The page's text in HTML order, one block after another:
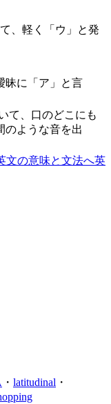
、軽く「ウ」と発
昧に「ア」と言
て、口のどこにも
のような音を出
文の意味と文法へ英
・ latitudinal ・